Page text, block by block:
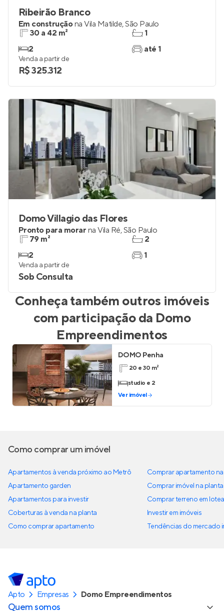
Ribeirão Branco
Em construçãona Vila Matilde,São Paulo
30 a 42 m²
2
1
até 1
Venda a partir de
R$ 325.312
Domo Villagio das Flores
Pronto para morar na Vila Ré,São Paulo
79 m²
2
2
1
Venda a partir de
Sob Consulta
Conheça também outros imóveis
com participação da Domo
Empreendimentos
DOMO Penha
20 e 30 m²
studio e 2
Ver imóvel
Como comprar um imóvel
Apartamentos à venda próximo ao Metrô
Apartamento garden
Apartamentos para investir
Coberturas à venda na planta
Como comprar apartamento
Comprar apartamento
Comprar imóvel na planta
Comprar terreno em
Investir em imóveis
Tendências do mercado
Apto Empresas Domo Empreendimentos
Quem somos